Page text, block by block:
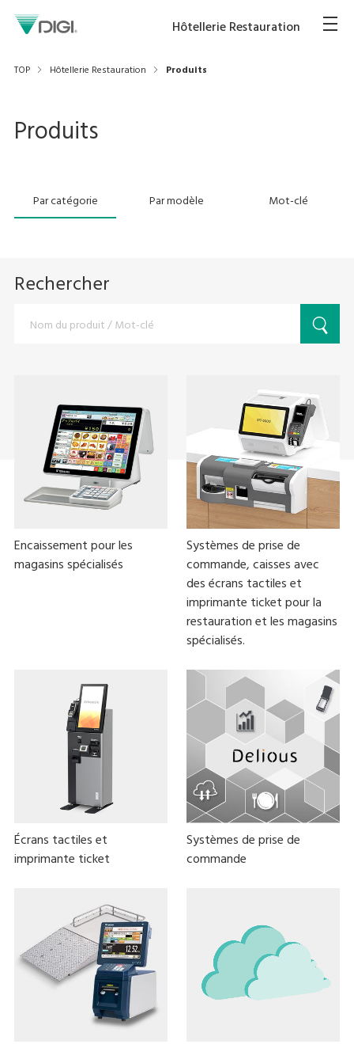
Hôtellerie Restauration
TOP Hôtellerie Restauration Produits
Produits
Par catégorie Par modèle Mot-clé
Rechercher
Encaissement pour les
magasins spécialisés
Systèmes de prise de
commande, caisses avec
des écrans tactiles et
imprimante ticket pour la
restauration et les magasins
spécialisés.
Écrans tactiles et
imprimante ticket
Systèmes de prise de
commande